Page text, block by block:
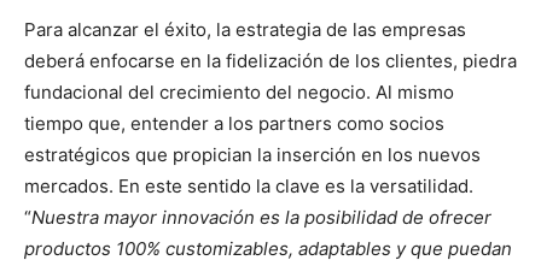
Para alcanzar el éxito, la estrategia de las empresas
deberá enfocarse en la fidelización de los clientes, piedra
fundacional del crecimiento del negocio. Al mismo
tiempo que, entender a los partners como socios
estratégicos que propician la inserción en los nuevos
mercados. En este sentido la clave es la versatilidad.
“Nuestra mayor innovación es la posibilidad de ofrecer
productos 100% customizables, adaptables y que puedan